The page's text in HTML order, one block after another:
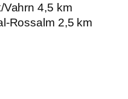
4,5 km
Rossalm 2,5 km